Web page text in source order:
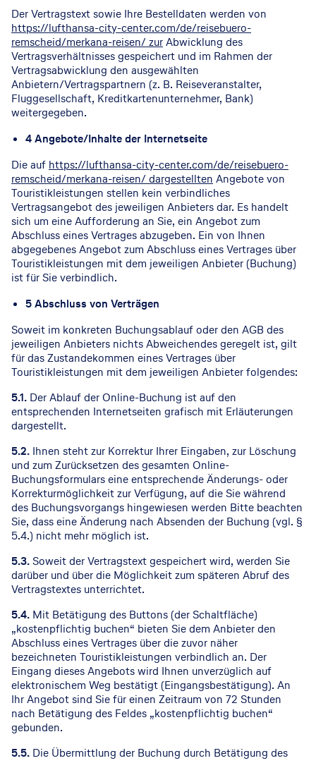
Der Vertragstext sowie Ihre Bestelldaten werden von
https://lufthansa-city-center.com/de/reisebuero-
remscheid/merkana-reisen/ zurAbwicklung des
Vertragsverhältnisses gespeichert und im Rahmen der
Vertragsabwicklung den ausgewählten
Anbietern/Vertragspartnern (z. B. Reiseveranstalter,
Fluggesellschaft, Kreditkartenunternehmer, Bank)
weitergegeben.
4 Angebote/Inhalte der Internetseite
Die auf https://lufthansa-city-center.com/de/reisebuero-
remscheid/merkana-reisen/ dargestellten Angebote von
Touristikleistungen stellen kein verbindliches
Vertragsangebot des jeweiligen Anbieters dar. Es handelt
sich um eine Aufforderung an Sie, ein Angebot zum
Abschluss eines Vertrages abzugeben. Ein von Ihnen
abgegebenes Angebot zum Abschluss eines Vertrages über
Touristikleistungen mit dem jeweiligen Anbieter (Buchung)
ist für Sie verbindlich.
5 Abschluss von Verträgen
Soweit im konkreten Buchungsablauf oder den AGB des
jeweiligen Anbieters nichts Abweichendes geregelt ist, gilt
für das Zustandekommen eines Vertrages über
Touristikleistungen mit dem jeweiligen Anbieter folgendes:
5.1. Der Ablauf der Online-Buchung ist auf den
entsprechenden Internetseiten grafisch mit Erläuterungen
dargestellt.
5.2. Ihnen steht zur Korrektur Ihrer Eingaben, zur Löschung
und zum Zurücksetzen des gesamten Online-
Buchungsformulars eine entsprechende Änderungs- oder
Korrekturmöglichkeit zur Verfügung, auf die Sie während
des Buchungsvorgangs hingewiesen werden Bitte beachten
Sie, dass eine Änderung nach Absenden der Buchung (vgl. §
5.4.) nicht mehr möglich ist.
5.3.Soweit der Vertragstext gespeichert wird, werden Sie
darüber und über die Möglichkeit zum späteren Abruf des
Vertragstextes unterrichtet.
5.4. Mit Betätigung des Buttons (der Schaltfläche)
„kostenpflichtig buchen“ bieten Sie dem Anbieter den
Abschluss eines Vertrages über die zuvor näher
bezeichneten Touristikleistungen verbindlich an. Der
Eingang dieses Angebots wird Ihnen unverzüglich auf
elektronischem Weg bestätigt (Eingangsbestätigung). An
Ihr Angebot sind Sie für einen Zeitraum von 72 Stunden
nach Betätigung des Feldes „kostenpflichtig buchen“
gebunden.
5.5. Die Übermittlung der Buchung durch Betätigung des